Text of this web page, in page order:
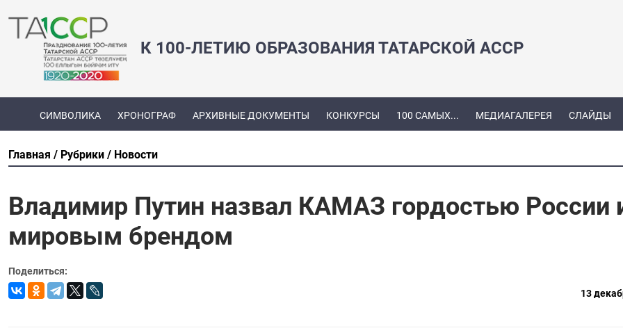
К 100-ЛЕТИЮ ОБРАЗОВАНИЯ ТАТАРСКОЙ АССР
СИМВОЛИКА ХРОНОГРАФ АРХИВНЫЕ ДОКУМЕНТЫ КОНКУРСЫ 100 САМЫХ... МЕДИАГАЛЕРЕЯ СЛАЙДЫ
Главная Рубрики Новости
Владимир Путин назвал КАМАЗ гордостью России
мировым брендом
Поделиться:
13